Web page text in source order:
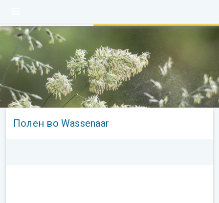
Полен во Wassenaar